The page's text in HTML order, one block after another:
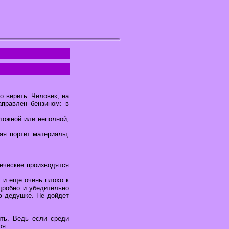
верить. Человек, на
бензином: в
или неполной,
портит материалы,
производятся
и еще очень плохо к
и убедительно
дедушке. Не дойдет
Ведь если среди